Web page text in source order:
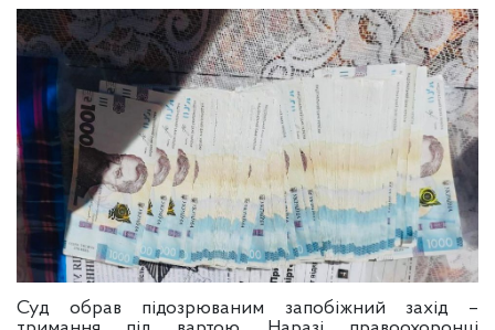
Суд обрав підозрюваним запобіжний захід –